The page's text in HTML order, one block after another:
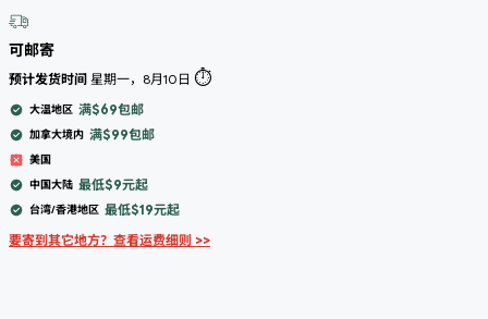
可邮寄
预计发货时间 星期一，8月10日 ⏱️
大温地区 满$69包邮
加拿大境内 满$99包邮
美国
中国大陆 最低$9元起
台湾/香港地区 最低$19元起
要寄到其它地方？查看运费细则 >>